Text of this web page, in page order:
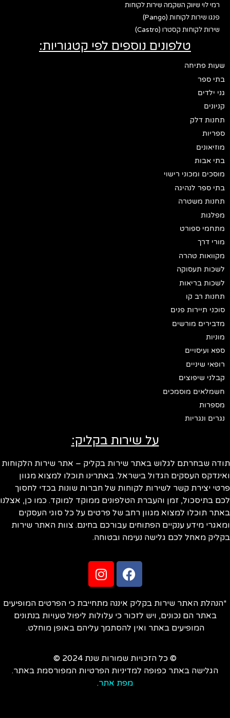
רמי לוי שיווק השקמה שירות לקוחות
פנגו שירות לקוחות (Pango)
שירות לקוחות קסטרו (Castro)
טלפונים נוספים לפי קטגוריות:
שעות פתיחה
בתי ספר
גני ילדים
קניונים
תחנות דלק
ספריות
מוזיאונים
בתי אבות
מוסכים ומכוני רישוי
בתי ספר לנהיגה
תחנות משטרה
מפלגות
מתחמי ספורט
מורי דרך
מקוואות טהרה
לשכות תעסוקה
לשכות בריאות
תחנות רב קו
סוכני תיירות פנים
מדבירים מורשים
מוניות
ספא ועיסויים
רופאי שיניים
קבלני שיפוצים
חשמלאים מוסמכים
מספרות
נגרים ונגריות
על שירות בקליק:
תודה שבחרתם לגלוש באתר שירות בקליק – אתר שירות הלקוחות
ואינדקס העסקים הגדול בישראל. באתרינו תוכלו למצוא מגוון
פרטי יצירת קשר לשירות לקוחות של חברות שונות בכדי לחסוך
לכם בתיסכול, זמן והעברת הטלפונים ממוקד למוקד. כמו כן, אצלנו
באתר תוכלו למצוא מגוון רחב של פרטים על כל סוגי העסקים
ומאגרי מידע ענקיים הפתוחים עבורכם בחינם. צוות האתר שירות
בקליק מאחל לכם גלישה נעימה ובטוחה.
*הנהלת האתר שירות בקליק איננה מתחייבת כי הפרטים המופיעים
באתר הם נכונים, ויש לזכור כי עלולות ליפול טעויות בנתונים
המופיעים באתר ואין להסתמך עליהם באופן מוחלט.
© כל הזכויות שמורות שנת 2024 ©
הגלישה באתר כפופה למדיניות הפרטיות המפורסמת באתר.
מפת אתר.